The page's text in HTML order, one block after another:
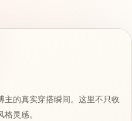
的真实穿搭瞬间。这里不只收
灵感。